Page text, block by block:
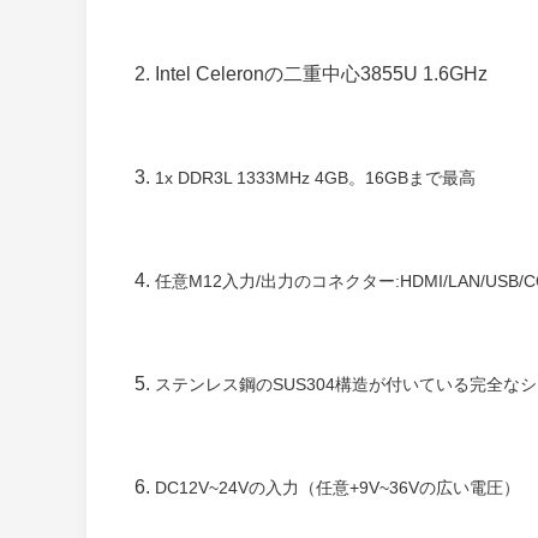
2. Intel Celeronの二重中心3855U 1.6GHz
3. 1x DDR3L 1333MHz 4GB。16GBまで最高
4. 任意M12入力/出力のコネクター:HDMI/LAN/USB/
5. ステンレス鋼のSUS304構造が付いている完全な
6. DC12V~24Vの入力（任意+9V~36Vの広い電圧）